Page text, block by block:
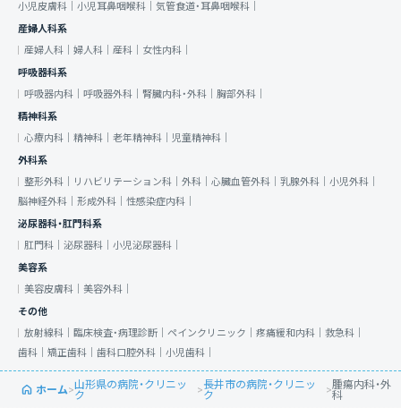
小児皮膚科｜ 小児耳鼻咽喉科｜ 気管食道・耳鼻咽喉科｜
産婦人科系
産婦人科｜ 婦人科｜ 産科｜ 女性内科｜
呼吸器科系
呼吸器内科｜ 呼吸器外科｜ 腎臓内科・外科｜ 胸部外科｜
精神科系
心療内科｜ 精神科｜ 老年精神科｜ 児童精神科｜
外科系
整形外科｜
リハビリテーション科｜ 外科｜ 心臓血管外科｜ 乳腺外科｜ 小児外科｜
脳神経外科｜ 形成外科｜ 性感染症内科｜
泌尿器科・肛門科系
肛門科｜ 泌尿器科｜ 小児泌尿器科｜
美容系
美容皮膚科｜ 美容外科｜
その他
放射線科｜ 臨床検査・病理診断｜ ペインクリニック｜ 疼痛緩和内科｜ 救急科｜
歯科｜ 矯正歯科｜ 歯科口腔外科｜ 小児歯科｜
ホーム>山形県の病院・クリニッ
ク
>長井市の病院・クリニッ
ク
>腫瘍内科・外
科